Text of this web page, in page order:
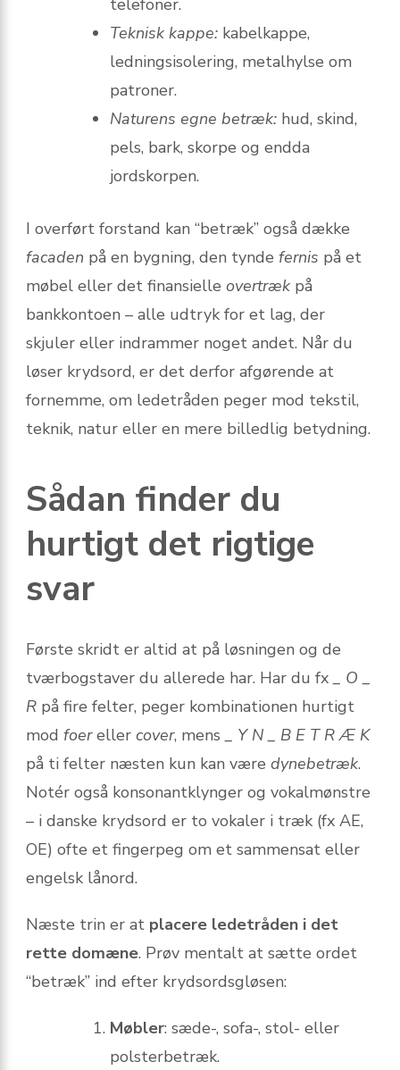
telefoner.
Teknisk kappe: kabelkappe,
ledningsisolering, metalhylse om
patroner.
Naturens egne betræk: hud, skind,
pels, bark, skorpe og endda
jordskorpen.
I overført forstand kan “betræk” også dække
facaden på en bygning, den tynde fernis på et
møbel eller det finansielle overtræk på
bankkontoen – alle udtryk for et lag, der
skjuler eller indrammer noget andet. Når du
løser krydsord, er det derfor afgørende at
fornemme, om ledetråden peger mod tekstil,
teknik, natur eller en mere billedlig betydning.
Sådan finder du
hurtigt det rigtige
svar
Første skridt er altid at på løsningen og de
tværbogstaver du allerede har. Har du fx
_ O _
R på fire felter, peger kombinationen hurtigt
mod foereller cover, mens
_ Y N _ B E T R Æ K
på ti felter næsten kun kan være dynebetræk.
Notér også konsonantklynger og vokal­mønstre
– i danske krydsord er to vokaler i træk (fx AE,
OE) ofte et fingerpeg om et sammensat eller
engelsk lånord.
Næste trin er at placere ledetråden i det
rette domæne. Prøv mentalt at sætte ordet
“betræk” ind efter krydsordsgløsen:
Møbler: sæde-, sofa-, stol- eller
polsterbetræk.